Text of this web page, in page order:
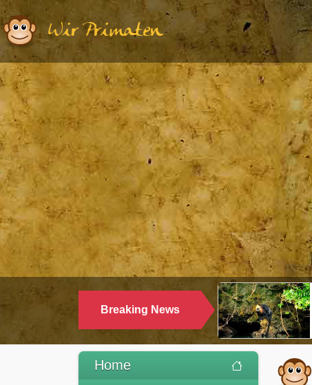
Wir Primaten
Breaking News
Home